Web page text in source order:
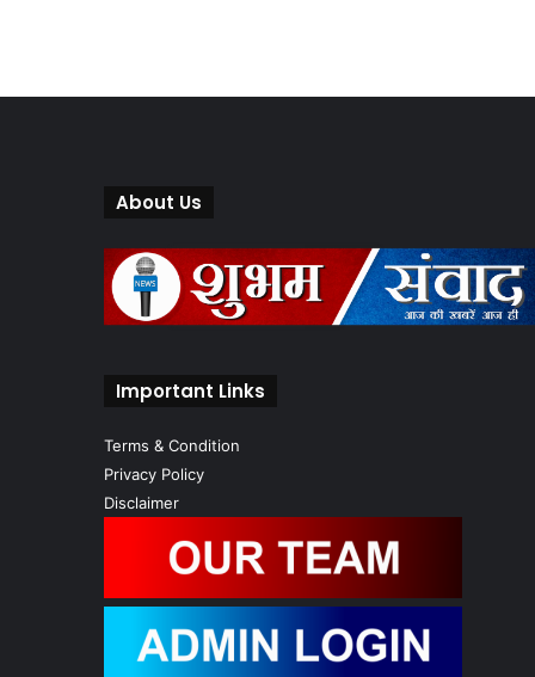
About Us
Important Links
Terms & Condition
Privacy Policy
Disclaimer